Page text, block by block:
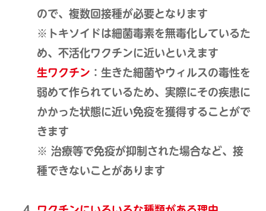
ので、複数回接種が必要となります
※トキソイドは細菌毒素を無毒化しているた
め、不活化ワクチンに近いといえます
生ワクチン ：生きた細菌やウィルスの毒性を
弱めて作られているため、実際にその疾患に
かかった状態に近い免疫を獲得することがで
きます
※ 治療等で免疫が抑制された場合など、接
種できないことがあります